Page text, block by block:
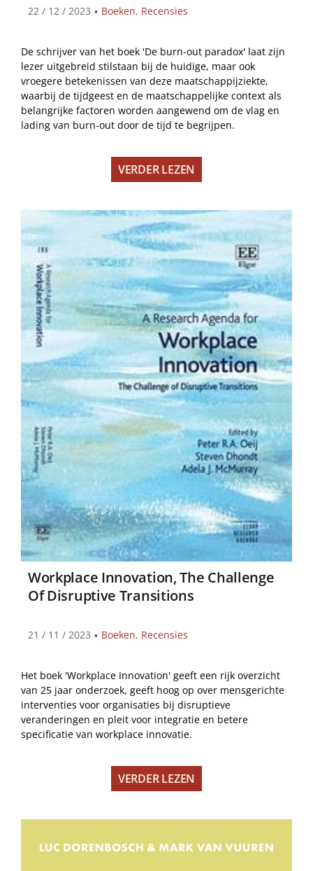
22 / 12 / 2023 ▪ Boeken, Recensies
De schrijver van het boek 'De burn-out paradox' laat zijn
lezer uitgebreid stilstaan bij de huidige, maar ook
vroegere betekenissen van deze maatschappijziekte,
waarbij de tijdgeest en de maatschappelijke context als
belangrijke factoren worden aangewend om de vlag en
lading van burn-out door de tijd te begrijpen.
VERDER LEZEN
Workplace Innovation, The Challenge
Of Disruptive Transitions
21 / 11 / 2023 ▪ Boeken, Recensies
Het boek 'Workplace Innovation' geeft een rijk overzicht
van 25 jaar onderzoek, geeft hoog op over mensgerichte
interventies voor organisaties bij disruptieve
veranderingen en pleit voor integratie en betere
specificatie van workplace innovatie.
VERDER LEZEN